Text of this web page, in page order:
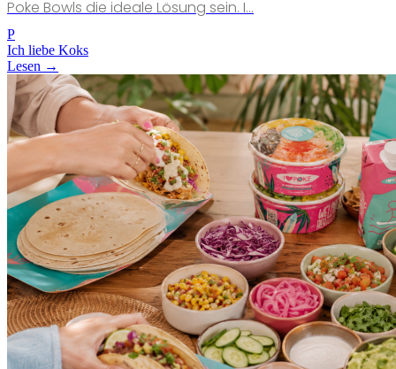
Poke Bowls die ideale Lösung sein. I...
P
Ich liebe Koks
Lesen →